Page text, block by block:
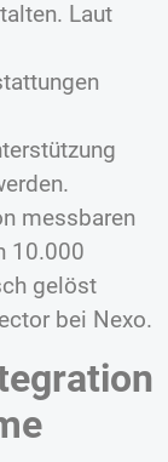
Laut
messbaren
10.000
gelöst
bei Nexo.